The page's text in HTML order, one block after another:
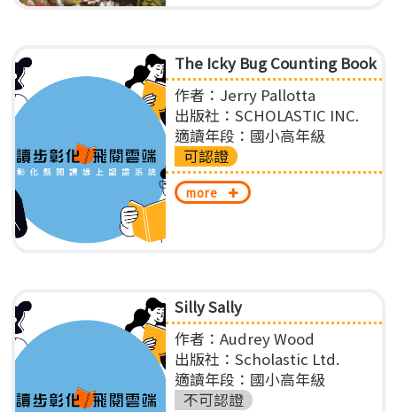
The Icky Bug Counting Book
作者：Jerry Pallotta
出版社：SCHOLASTIC INC.
適讀年段：國小高年級
可認證
more
Silly Sally
作者：Audrey Wood
出版社：Scholastic Ltd.
適讀年段：國小高年級
不可認證